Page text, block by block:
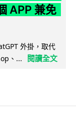
APP 兼免
外掛，取代
、...
閱讀全文